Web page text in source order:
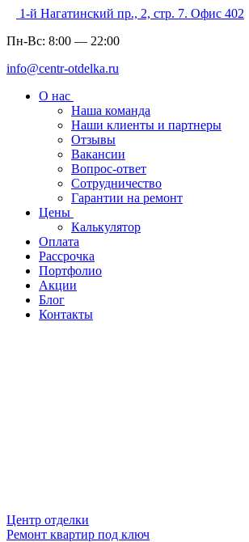
1-й Нагатинский пр., 2, стр. 7. Офис 402
Пн-Вс: 8:00 — 22:00
info@centr-otdelka.ru
О нас
Наша команда
Наши клиенты и партнеры
Отзывы
Вакансии
Вопрос-ответ
Сотрудничество
Гарантии на ремонт
Цены
Калькулятор
Оплата
Рассрочка
Портфолио
Акции
Блог
Контакты
Центр отделки
Ремонт квартир под ключ